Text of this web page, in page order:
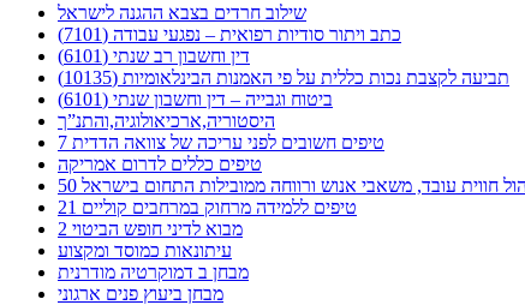
שילוב חרדים בצבא ההגנה לישראל
כתב ויתור סודיות רפואית – נפגעי עבודה (7101)
דין וחשבון רב שנתי (6101)
תביעה לקצבת נכות כללית על פי האמנות הבינלאומיות (10135)
ביטוח וגבייה – דין וחשבון שנתי (6101)
היסטוריה,ארכיאולוגיה,והתנ”ך
7 טיפים חשובים לפני עריכה של צוואה הדדית
טיפים כללים לדרום אמריקה
חווית עובד, משאבי אנוש ורווחה ממובילות התחום בישראל
21 טיפים ללמידה מרחוק במרחבים קוליים
מבוא לדיני חופש הביטוי 2
עיתונאות כמוסד ומקצוע
מבחן ב דמוקרטיה מודרנית
מבחן ביעוץ פנים ארגוני